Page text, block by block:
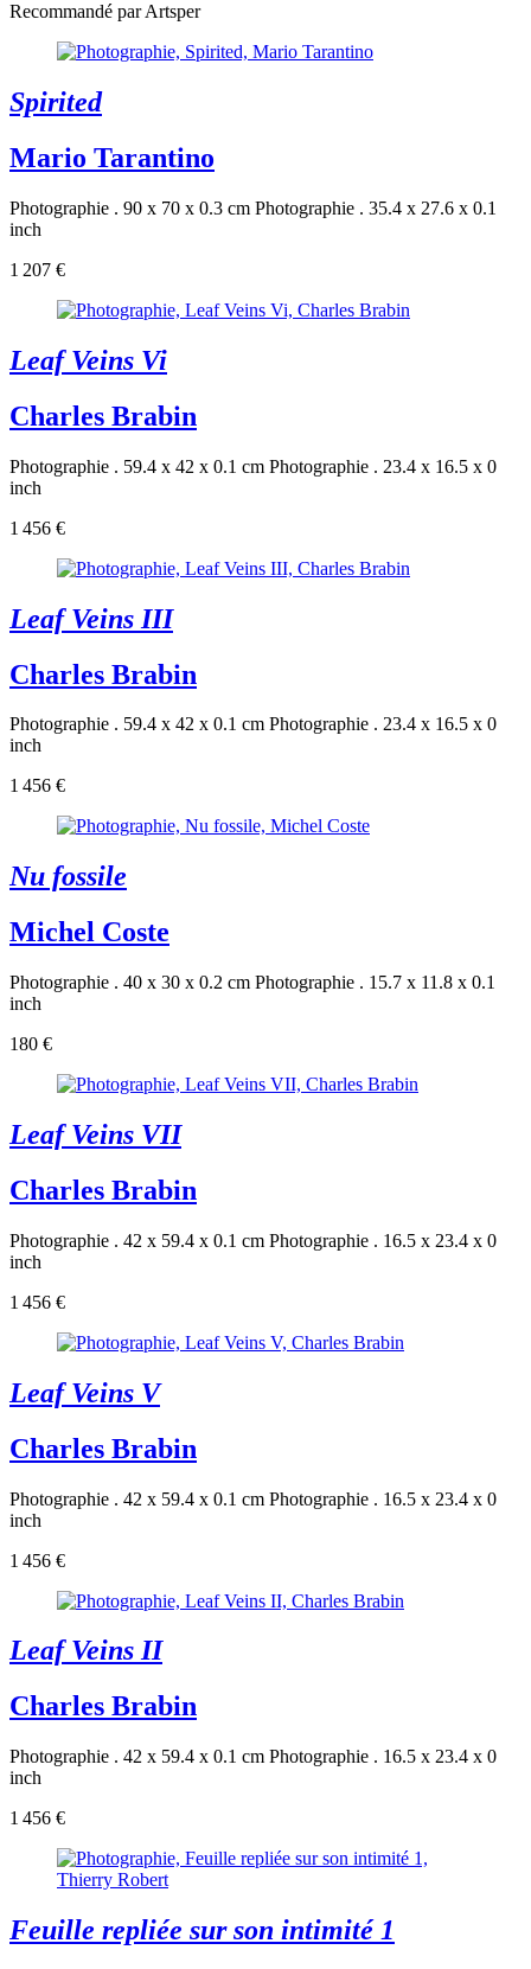
Recommandé par Artsper
Spirited
Mario Tarantino
Photographie . 90 x 70 x 0.3 cm Photographie . 35.4 x 27.6 x 0.1
inch
1 207 €
Leaf Veins Vi
Charles Brabin
Photographie . 59.4 x 42 x 0.1 cm Photographie . 23.4 x 16.5 x 0
inch
1 456 €
Leaf Veins III
Charles Brabin
Photographie . 59.4 x 42 x 0.1 cm Photographie . 23.4 x 16.5 x 0
inch
1 456 €
Nu fossile
Michel Coste
Photographie . 40 x 30 x 0.2 cm Photographie . 15.7 x 11.8 x 0.1
inch
180 €
Leaf Veins VII
Charles Brabin
Photographie . 42 x 59.4 x 0.1 cm Photographie . 16.5 x 23.4 x 0
inch
1 456 €
Leaf Veins V
Charles Brabin
Photographie . 42 x 59.4 x 0.1 cm Photographie . 16.5 x 23.4 x 0
inch
1 456 €
Leaf Veins II
Charles Brabin
Photographie . 42 x 59.4 x 0.1 cm Photographie . 16.5 x 23.4 x 0
inch
1 456 €
Feuille repliée sur son intimité 1